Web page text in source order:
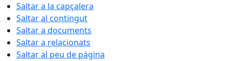
Saltar a la capçalera
Saltar al contingut
Saltar a documents
Saltar a relacionats
Saltar al peu de pàgina